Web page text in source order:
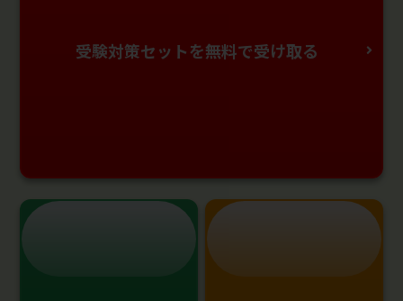
受験対策セットを無料で受け取る